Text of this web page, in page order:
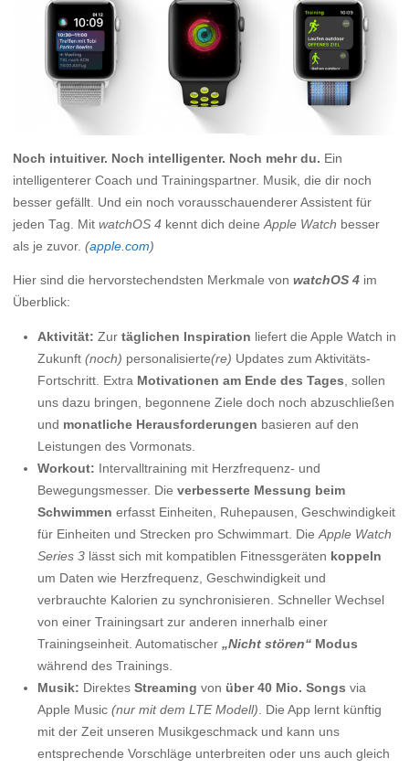
Noch intuitiver. Noch intelligenter. Noch mehr du. Ein
intelligenterer Coach und Trainingspartner. Musik, die dir noch
besser gefällt. Und ein noch vorausschauenderer Assistent für
jeden Tag. Mit watchOS 4kennt dich deine Apple Watch besser
als je zuvor. (apple.com)
Hier sind die hervorstechendsten Merkmale von watchOS 4im
Überblick:
Aktivität: Zur täglichen Inspiration liefert die Apple Watch in
Zukunft (noch) personalisierte(re) Updates zum Aktivitäts-
Fortschritt. Extra Motivationen am Ende des Tages , sollen
uns dazu bringen, begonnene Ziele doch noch abzuschließen
und monatliche Herausforderungen basieren auf den
Leistungen des Vormonats.
Workout: Intervalltraining mit Herzfrequenz- und
Bewegungsmesser. Die verbesserte Messung beim
Schwimmen erfasst Einheiten, Ruhepausen, Geschwindigkeit
für Einheiten und Strecken pro Schwimmart. Die Apple Watch
Series 3lässt sich mit kompatiblen Fitnessgeräten koppeln
um Daten wie Herzfrequenz, Geschwindigkeit und
verbrauchte Kalorien zu synchronisieren. Schneller Wechsel
von einer Trainingsart zur anderen innerhalb einer
Trainingseinheit. Automatischer „Nicht stören“Modus
während des Trainings.
Musik: Direktes Streaming von über 40 Mio. Songs via
Apple Music (nur mit dem LTE Modell) . Die App lernt künftig
mit der Zeit unseren Musikgeschmack und kann uns
entsprechende Vorschläge unterbreiten oder uns auch gleich